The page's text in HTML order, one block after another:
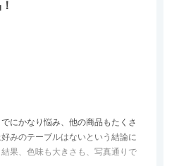
にかなり悩み、他の商品もたくさ
みのテーブルはないという結論に
果、色味も大きさも、写真通りで